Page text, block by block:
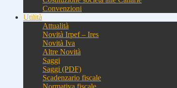
Convenzioni
Utilità
Attualità
Novità Irpef – Ires
Novità Iva
Altre Novità
Saggi
Saggi (PDF)
Scadenzario fiscale
Normativa fiscale